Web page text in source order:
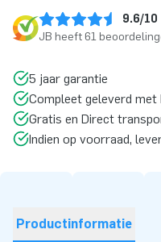
9.6/10
JB heeft 61
5 jaar garantie
Compleet geleverd
Gratis en Direct
Indien op voorraad,
Productinformatie